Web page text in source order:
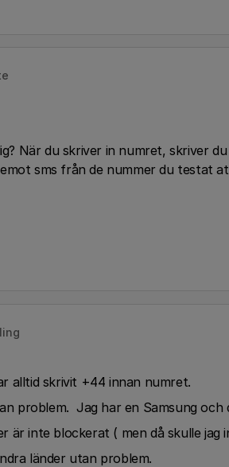
När du skriver in numret, skriver
sms från de nummer du testat
alltid skrivit +44 innan numret.
problem. Jag har en Samsung och
är inte blockerat ( men då skulle jag
länder utan problem.